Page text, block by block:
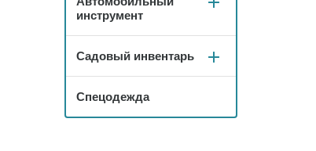
инструмент
Садовый инвентарь
Спецодежда